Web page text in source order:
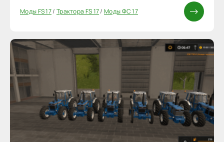
Моды FS 17/ Трактора FS 17/Моды ФС 17